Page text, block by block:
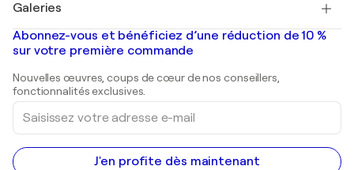
Banksy
Mr. Brainwash
Shepard Fairey
Tableaux abstraits à vendre
Peintures de paysage
Estampes
Peintures acryliques
Galeries
Galeries d'art en France
Galeries d'art en Belgique
Abonnez-vous et bénéficiez d’une réduction de 10 %
sur votre première commande
Nouvelles œuvres, coups de cœur de nos conseillers,
fonctionnalités exclusives.
Saisissez
votre
adresse
e-
mail
J'en profite dès maintenant